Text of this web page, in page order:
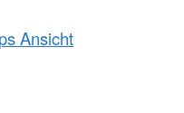
Ansicht